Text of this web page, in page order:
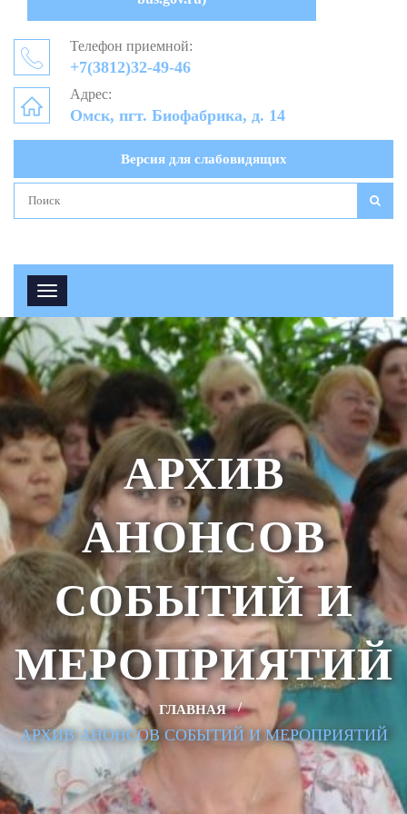
Телефон приемной:
+7(3812)32-49-46
Адрес:
Омск, пгт. Биофабрика, д. 14
Версия для слабовидящих
АРХИВ
АНОНСОВ
СОБЫТИЙ И
МЕРОПРИЯТИЙ
ГЛАВНАЯ
АРХИВ АНОНСОВ СОБЫТИЙ И МЕРОПРИЯТИЙ